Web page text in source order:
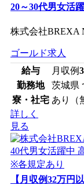
20～30代男女活
株式会社BREXA
ゴールド求人
給与
月収例
勤務地
茨城県
寮・社宅 あり（
詳しく
見る
【月収例32万円